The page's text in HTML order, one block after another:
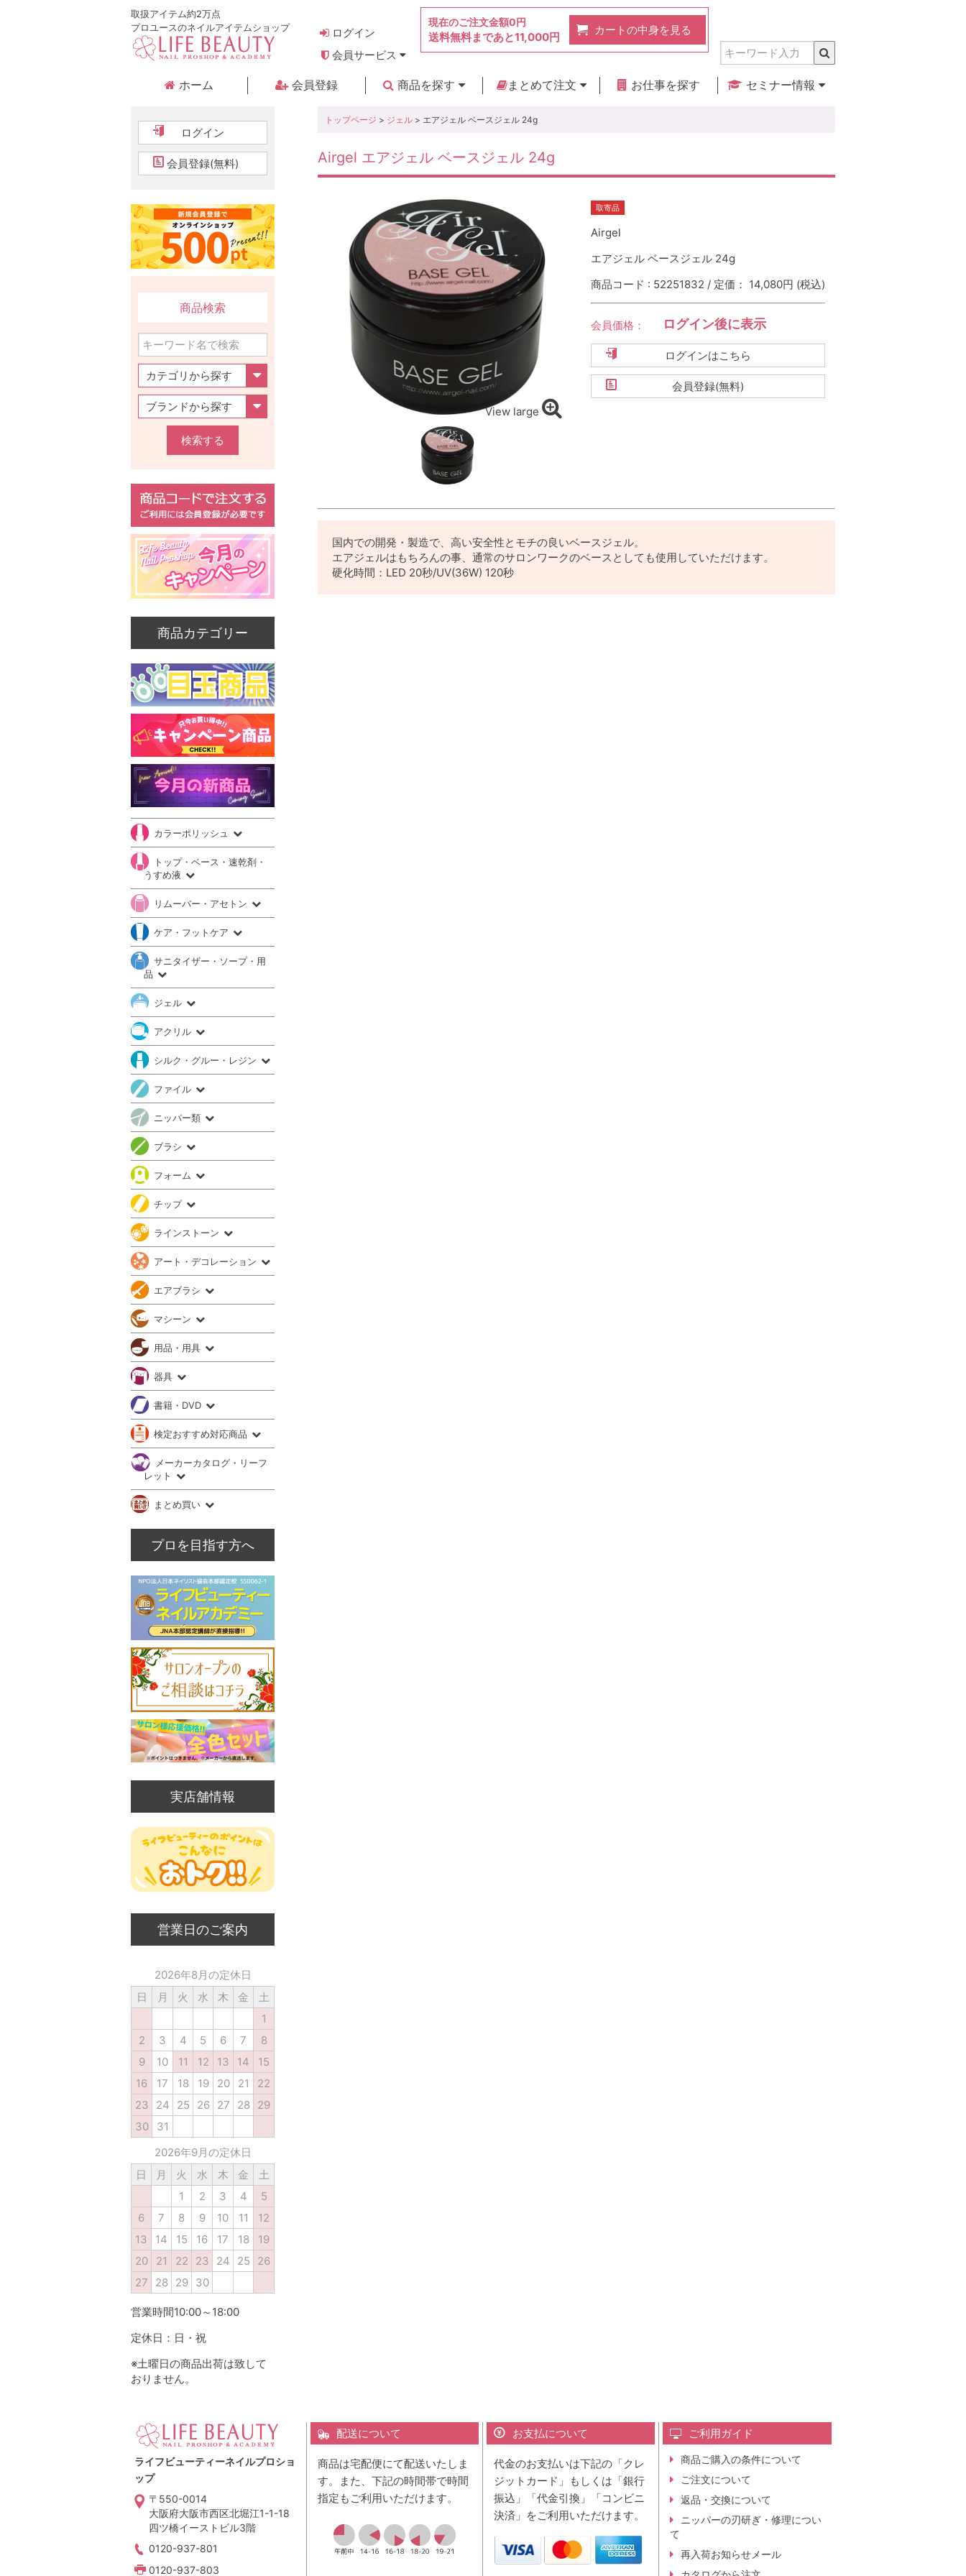
取扱アイテム約2万点
プロユースのネイルアイテムショップ
ログイン
会員サービス
現在のご注文金額0円
送料無料まであと11,000円
カートの中身を見る
ホーム 会員登録
商品を探す
まとめて注文
お仕事を探す
セミナー情報
トップページ > ジェル > エアジェル ベースジェル 24g
Airgel エアジェル ベースジェル 24g
View large
取寄品
Airgel
エアジェル ベースジェル 24g
商品コード : 52251832 / 定価： 14,080円 (税込)
会員価格： ログイン後に表示
ログインはこちら
会員登録(無料)
国内での開発・製造で、高い安全性とモチの良いベースジェル。
エアジェルはもちろんの事、通常のサロンワークのベースとしても使用していただけます。
硬化時間：LED 20秒/UV(36W) 120秒
ログイン
会員登録(無料)
商品検索
検索する
商品カテゴリー
カラーポリッシュ
トップ・ベース・速乾剤・
うすめ液
リムーバー・アセトン
ケア・フットケア
サニタイザー・ソープ・用
品
ジェル
アクリル
シルク・グルー・レジン
ファイル
ニッパー類
ブラシ
フォーム
チップ
ラインストーン
アート・デコレーション
エアブラシ
マシーン
用品・用具
器具
書籍・DVD
検定おすすめ対応商品
メーカーカタログ・リーフ
レット
まとめ買い
プロを目指す方へ
実店舗情報
営業日のご案内
2026年8月の定休日
日
月 火 水 木 金
土
1
2
3 4 5 6 7
8
9
10 11 12 13 14
15
16
17 18 19 20 21
22
23
24 25 26 27 28
29
30
31
2026年9月の定休日
日
月 火 水 木 金
土
1
2 3 4
5
6
7 8 9 10 11
12
13
14 15 16 17 18
19
20
21 22 23 24 25
26
27
28 29 30
営業時間10:00～18:00
定休日：日・祝
※土曜日の商品出荷は致して
おりません。
ライフビューティーネイルプロショ
ップ
〒550-0014
大阪府大阪市西区北堀江1-1-18
四ツ橋イーストビル3階
0120-937-801
0120-937-803
配送について
商品は宅配便にて配送いたしま
す。また、下記の時間帯で時間
指定もご利用いただけます。
お支払について
代金のお支払いは下記の「クレ
ジットカード」もしくは「銀行
振込」「代金引換」「コンビニ
決済」をご利用いただけます。
ご利用ガイド
商品ご購入の条件について
ご注文について
返品・交換について
ニッパーの刃研ぎ・修理につい
て
再入荷お知らせメール